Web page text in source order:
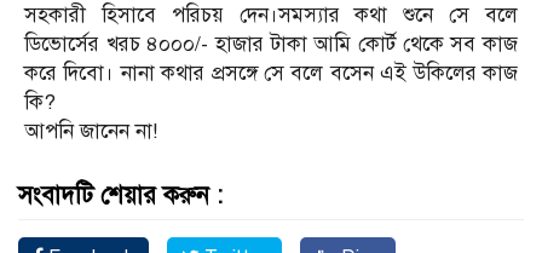
সহকারী হিসাবে পরিচয় দেন।সমস্যার কথা শুনে সে বলে
ডিভোর্সের খরচ ৪০০০/- হাজার টাকা আমি কোর্ট থেকে সব কাজ
করে দিবো। নানা কথার প্রসঙ্গে সে বলে বসেন এই উকিলের কাজ
কি?
আপনি জানেন না!
সংবাদটি শেয়ার করুন :